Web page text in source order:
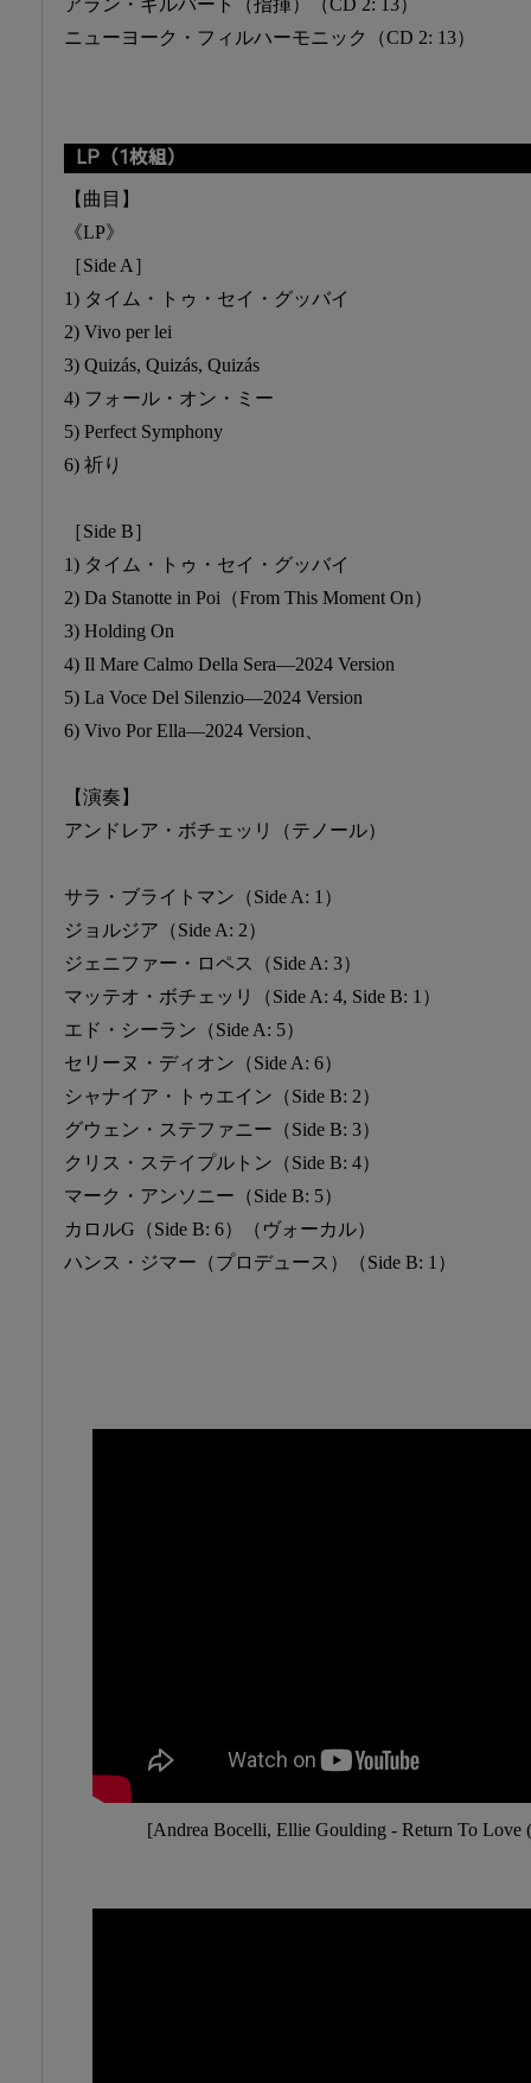
アラン・ギルバート（指揮）（CD 2: 13）
ニューヨーク・フィルハーモニック（CD 2: 13）
LP（1枚組）
【曲目】
《LP》
［Side A］
1) タイム・トゥ・セイ・グッバイ
2) Vivo per lei
3) Quizás, Quizás, Quizás
4) フォール・オン・ミー
5) Perfect Symphony
6) 祈り
［Side B］
1) タイム・トゥ・セイ・グッバイ
2) Da Stanotte in Poi（From This Moment On）
3) Holding On
4) Il Mare Calmo Della Sera―2024 Version
5) La Voce Del Silenzio―2024 Version
6) Vivo Por Ella―2024 Version、
【演奏】
アンドレア・ボチェッリ（テノール）
サラ・ブライトマン（Side A: 1）
ジョルジア（Side A: 2）
ジェニファー・ロペス（Side A: 3）
マッテオ・ボチェッリ（Side A: 4, Side B: 1）
エド・シーラン（Side A: 5）
セリーヌ・ディオン（Side A: 6）
シャナイア・トゥエイン（Side B: 2）
グウェン・ステファニー（Side B: 3）
クリス・ステイプルトン（Side B: 4）
マーク・アンソニー（Side B: 5）
カロルG（Side B: 6）（ヴォーカル）
ハンス・ジマー（プロデュース）（Side B: 1）
[Andrea Bocelli, Ellie Goulding - Return To